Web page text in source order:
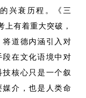
兴衰历程。《三
上有着重大突破，
道德内涵引入对
在文化语境中对
核心只是一个叙
介，也是人类命